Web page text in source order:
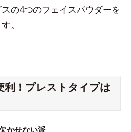
の4つのフェイスパウダーを
。
利！プレストタイプは
かせない派